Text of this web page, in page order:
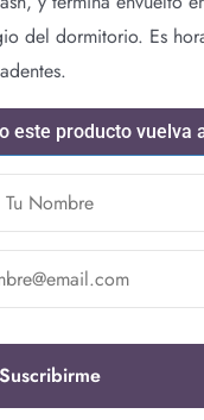
del dormitorio. Es
este producto vuelva